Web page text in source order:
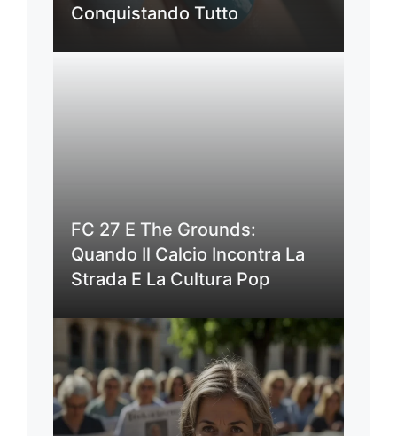
Conquistando Tutto
FC 27 E The Grounds:
Quando Il Calcio Incontra La
Strada E La Cultura Pop